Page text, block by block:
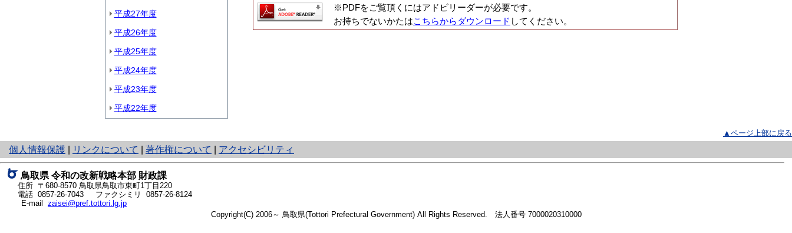
平成27年度
平成26年度
平成25年度
平成24年度
平成23年度
平成22年度
※PDFをご覧頂くにはアドビリーダーが必要です。
お持ちでないかたはこちらからダウンロード してください。
▲ページ上部に戻る
個人情報保護
と
り
ネ
ッ
ト
へ
リンクについて 著作権について アクセシビリティ
鳥取県 令和の改新戦略本部 財政課
住所 〒680-8570 鳥取県鳥取市東町1丁目220
電話 0857-26-7043
ファクシミリ 0857-26-8124
E-mail zaisei@pref.tottori.lg.jp
Copyright(C) 2006～ 鳥取県(Tottori Prefectural Government) All Rights Reserved. 法人番号 7000020310000